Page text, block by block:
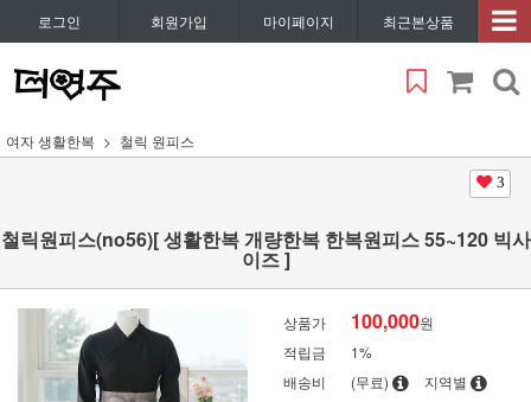
로그인 회원가입 마이페이지 최근본상품
여자 생활한복 철릭 원피스
3
철릭원피스(no56)[ 생활한복 개량한복 한복원피스 55~120 빅사
이즈 ]
상품가 100,000원
적립금
1%
배송비
(무료) 지역별